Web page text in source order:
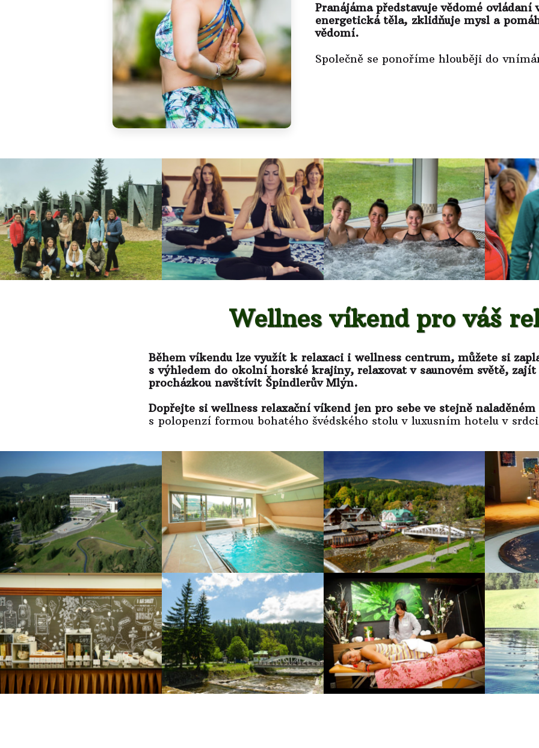
Pranájáma představuje vědomé
energetická těla, zklidňuje mysl a
vědomí.
Společně se ponoříme hlouběji do
Wellnes víkend pro váš
Během víkendu lze využít k relaxaci i wellness centrum, můžete si
s výhledem do okolní horské krajiny, relaxovat v saunovém světě, zajít
procházkou navštívit Špindlerův Mlýn.
Dopřejte si wellness relaxační víkend jen pro sebe ve stejně
s polopenzí formou bohatého švédského stolu v luxusním hotelu v